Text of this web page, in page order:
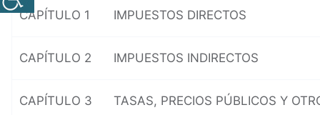
CAPÍTULO 1 IMPUESTOS DIRECTOS
CAPÍTULO 2 IMPUESTOS INDIRECTOS
CAPÍTULO 3 TASAS, PRECIOS PÚBLICOS Y